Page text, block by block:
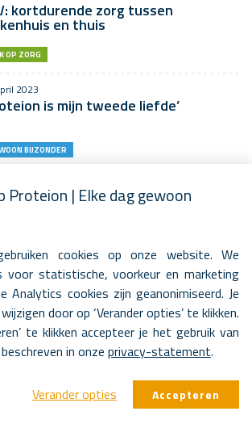
kortdurende zorg tussen
en thuis
OP ZORG
2023
is mijn tweede liefde’
BIJZONDER
een adempauze voor de
2023
misschien nog een puppy, maar ik
mee in het…
BIJZONDER
helemaal thuis in Hoenderpark
Proteion | Elke dag gewoon
cookies op onze website. We
voor statistische, voorkeur en marketing
Analytics cookies zijn geanonimiseerd. Je
door op ‘Verander opties’ te klikken.
te klikken accepteer je het gebruik van
in onze privacy-statement.
Verander opties Accepteren